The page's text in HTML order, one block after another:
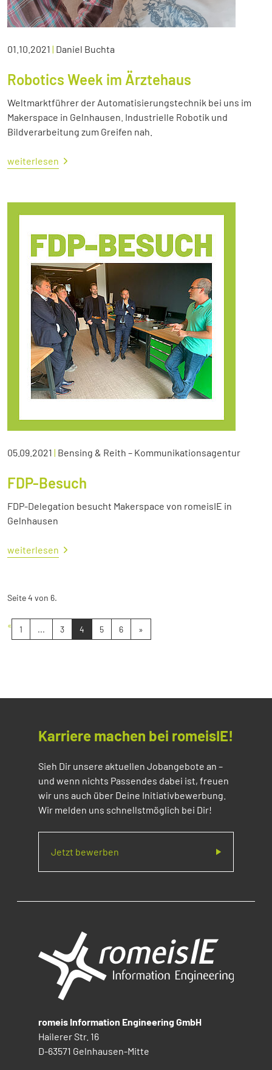
01.10.2021 | Daniel Buchta
Robotics Week im Ärztehaus
Weltmarktführer der Automatisierungstechnik bei uns im
Makerspace in Gelnhausen. Industrielle Robotik und
Bildverarbeitung zum Greifen nah.
weiterlesen
05.09.2021 | Bensing & Reith – Kommunikationsagentur
FDP-Besuch
FDP-Delegation besucht Makerspace von romeisIE in
Gelnhausen
weiterlesen
Seite 4 von 6.
« 1 ... 3 4 5 6 »
Karriere machen bei romeisIE!
Sieh Dir unsere aktuellen Jobangebote an –
und wenn nichts Passendes dabei ist, freuen
wir uns auch über Deine Initiativbewerbung.
Wir melden uns schnellstmöglich bei Dir!
Jetzt bewerben
romeis Information Engineering GmbH
Hailerer Str. 16
D-63571 Gelnhausen-Mitte